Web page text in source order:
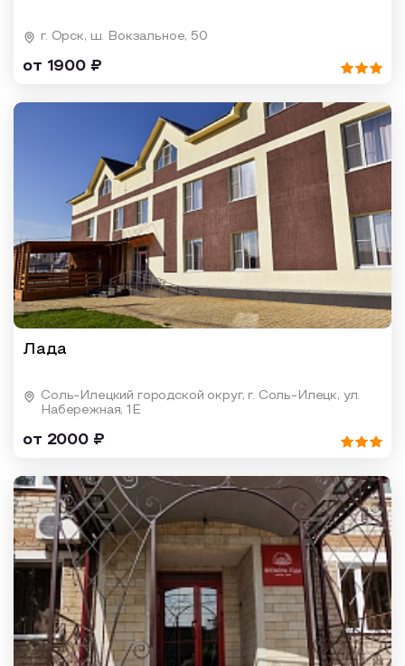
г. Орск, ш. Вокзальное, 50
от 1900 ₽
Лада
Соль-Илецкий городской округ, г. Соль-Илецк, ул.
Набережная, 1Е
от 2000 ₽